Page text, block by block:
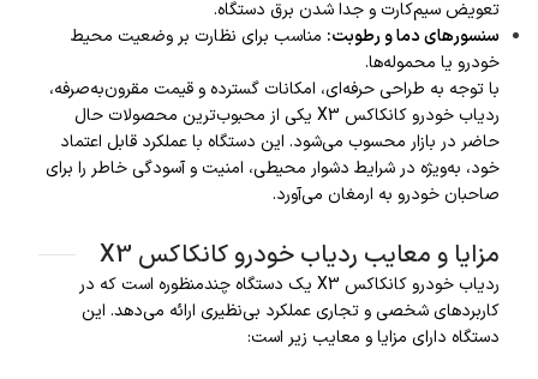
تعویض سیم‌کارت و جدا شدن برق دستگاه.
سنسورهای دما و رطوبت: مناسب برای نظارت بر وضعیت محیط
خودرو یا محموله‌ها.
با توجه به طراحی حرفه‌ای، امکانات گسترده و قیمت مقرون‌به‌صرفه،
ردیاب خودرو کانکاکس X3 یکی از محبوب‌ترین محصولات حال
حاضر در بازار محسوب می‌شود. این دستگاه با عملکرد قابل اعتماد
خود، به‌ویژه در شرایط دشوار محیطی، امنیت و آسودگی خاطر را برای
صاحبان خودرو به ارمغان می‌آورد.
مزایا و معایب ردیاب خودرو کانکاکس X3
ردیاب خودرو کانکاکس X3 یک دستگاه چندمنظوره است که در
کاربردهای شخصی و تجاری عملکرد بی‌نظیری ارائه می‌دهد. این
دستگاه دارای مزایا و معایب زیر است: